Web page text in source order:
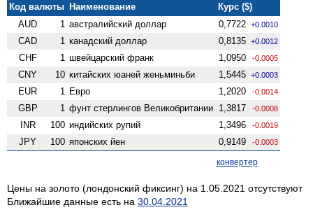
Код валюты Наименование
Курс ($)
AUD
1 австралийский доллар 0,7722 +0.0010
CAD 1 канадский доллар 0,8135 +0.0012
CHF 1 швейцарский франк 1,0950 -0.0005
CNY 10 китайских юаней женьминьби 1,5445 +0.0003
EUR 1 Евро 1,2020 -0.0014
GBP 1 фунт стерлингов Велико­британии 1,3817 -0.0008
INR 100 индийских рупий 1,3496 -0.0019
JPY 100 японских йен 0,9149 -0.0003
конвертер
Цены на золото (лондонский фиксинг) на 1.05.2021 отсутствуют
Ближайшие данные есть на 30.04.2021